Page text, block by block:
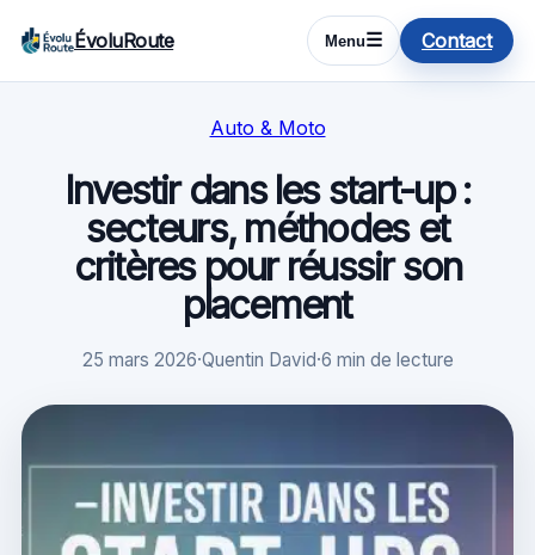
ÉvoluRoute Menu☰ Contact
Auto & Moto
Investir dans les start-up :
secteurs, méthodes et
critères pour réussir son
placement
25 mars 2026·Quentin David·6 min de lecture